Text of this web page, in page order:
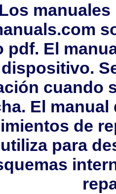
Los
pdf. El
cuando
El
de
para